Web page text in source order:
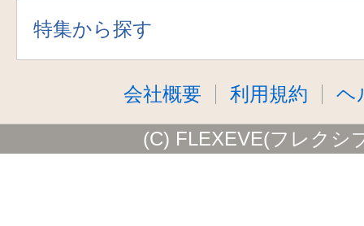
特集から探す
会社概要 利用規約 ヘ
(C) FLEXEVE(フレクシ